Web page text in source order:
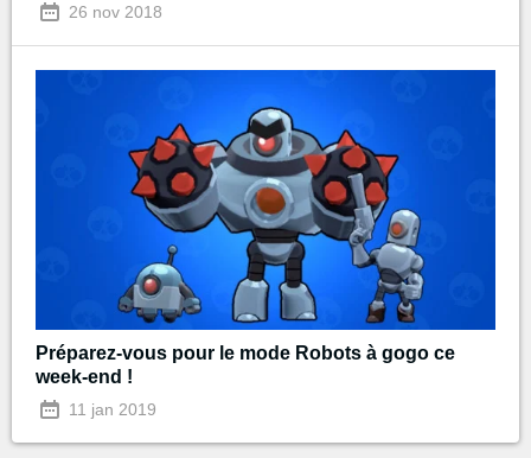
26 nov 2018
Préparez-vous pour le mode Robots à gogo ce
week-end !
11 jan 2019